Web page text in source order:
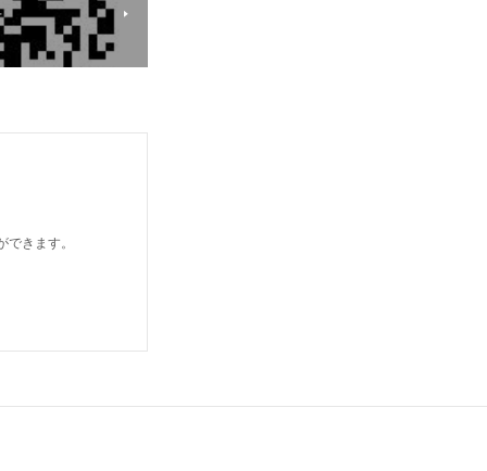
きます。